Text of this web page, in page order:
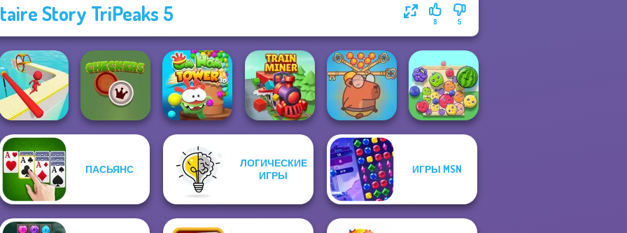
Story TriPeaks 5 5
8
Fun Race 3D
Om Nom Tower
3D
Train Miner
Save Baby
Capybaras: Pull
Pin
ПАСЬЯНС
ЛОГИЧЕСКИЕ
ИГРЫ
ИГРЫ MSN